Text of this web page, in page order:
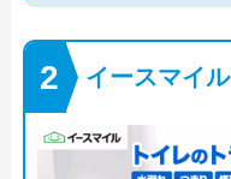
イースマイル